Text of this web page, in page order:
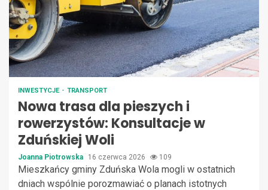
INWESTYCJE TRANSPORT
Nowa trasa dla pieszych i
rowerzystów: Konsultacje w
Zduńskiej Woli
Joanna Piotrowska 16 czerwca 2026 109
Mieszkańcy gminy Zduńska Wola mogli w ostatnich
dniach wspólnie porozmawiać o planach istotnych